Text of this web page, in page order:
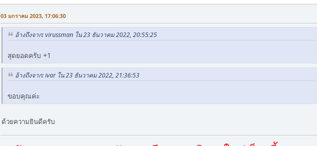
03 มกราคม 2023, 17:06:30
อ้างถึงจาก: virussman ใน 23 ธันวาคม 2022, 20:55:25
สุดยอดครับ +1
อ้างถึงจาก: ivar ใน 23 ธันวาคม 2022, 21:36:53
ขอบคุณค่ะ
ด้วยความยินดีครับ